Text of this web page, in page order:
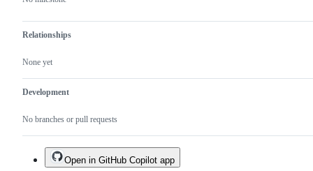
Relationships
None yet
Development
No branches or pull requests
Open in GitHub Copilot app